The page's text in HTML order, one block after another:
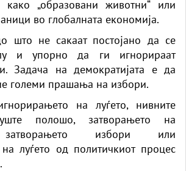
како „образовани животни“ или
во глобалната економија.
што не сакаат постојано да се
и упорно да ги игнорираат
Задача на демократијата е да
големи прашања на избори.
на луѓето, нивните
полошо, затворањето на
затворањето избори или
луѓето од политичкиот процес